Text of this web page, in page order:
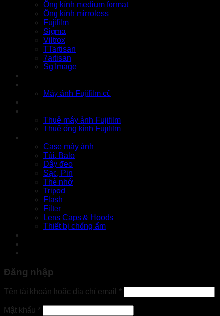
Ống kính medium format
Ống kính mirroless
Fujifilm
Sigma
Viltrox
TTartisan
7artisan
Sg Image
Máy ảnh Fujifilm cũ
Thuê máy ảnh Fujifilm
Thuê ống kính Fujifilm
Case máy ảnh
Túi, Balo
Dây đeo
Sạc, Pin
Thẻ nhớ
Tripod
Flash
Filter
Lens Caps & Hoods
Thiết bị chống ẩm
Đăng nhập
Tên tài khoản hoặc địa chỉ email *Bắt
buộc
Mật khẩu *Bắt